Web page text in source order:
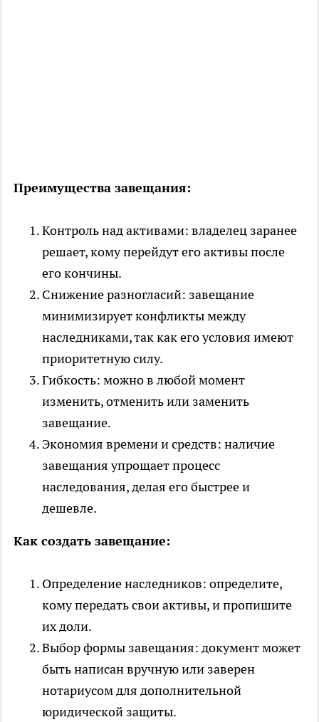
Преимущества завещания:
Контроль над активами: владелец заранее
решает, кому перейдут его активы после
его кончины.
Снижение разногласий: завещание
минимизирует конфликты между
наследниками, так как его условия имеют
приоритетную силу.
Гибкость: можно в любой момент
изменить, отменить или заменить
завещание.
Экономия времени и средств: наличие
завещания упрощает процесс
наследования, делая его быстрее и
дешевле.
Как создать завещание:
Определение наследников: определите,
кому передать свои активы, и пропишите
их доли.
Выбор формы завещания: документ может
быть написан вручную или заверен
нотариусом для дополнительной
юридической защиты.